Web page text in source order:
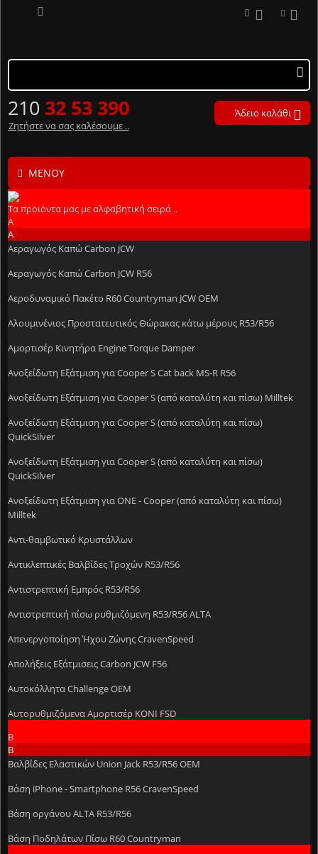
210 32 53 390
Ζητήστε να σας καλέσουμε ..
Άδειο καλάθι
ΜΕΝΟΎ
Τα προϊόντα μας με αλφαβητική σειρά ..
Α
Α
Αεραγωγός Καπώ Carbon JCW
Αεραγωγός Καπώ Carbon JCW R56
Αεροδυναμικό Πακέτο R60 Countryman JCW OEM
Αλουμινένιος Προστατευτικός Θώρακας κάτω μέρους R53/R56
Αμορτισέρ Κινητήρα Engine Torque Damper
Ανοξείδωτη Eξάτμιση για Cooper S Cat back MS-R R56
Ανοξείδωτη Εξάτμιση για Cooper S (από καταλύτη και πίσω) Milltek
Ανοξείδωτη Εξάτμιση για Cooper S (από καταλύτη και πίσω)
QuickSilver
Ανοξείδωτη Εξάτμιση για Cooper S (από καταλύτη και πίσω)
QuickSilver
Ανοξείδωτη Εξάτμιση για ONE - Cooper (από καταλύτη και πίσω)
Milltek
Αντι-θαμβωτικό Κρυστάλλων
Αντικλεπτικές Βαλβίδες Τροχών R53/R56
Αντιστρεπτική Εμπρός R53/R56
Αντιστρεπτική πίσω ρυθμιζόμενη R53/R56 ALTA
Απενεργοποίηση Ήχου Ζώνης CravenSpeed
Απολήξεις Εξάτμισεις Carbon JCW F56
Αυτοκόλλητα Challenge OEM
Αυτορυθμιζόμενα Αμορτισέρ KONI FSD
Β
Β
Βαλβίδες Ελαστικών Union Jack R53/R56 OEM
Βάση iPhone - Smartphone R56 CravenSpeed
Βάση οργάνου ALTA R53/R56
Βάση Ποδηλάτων Πίσω R60 Countryman